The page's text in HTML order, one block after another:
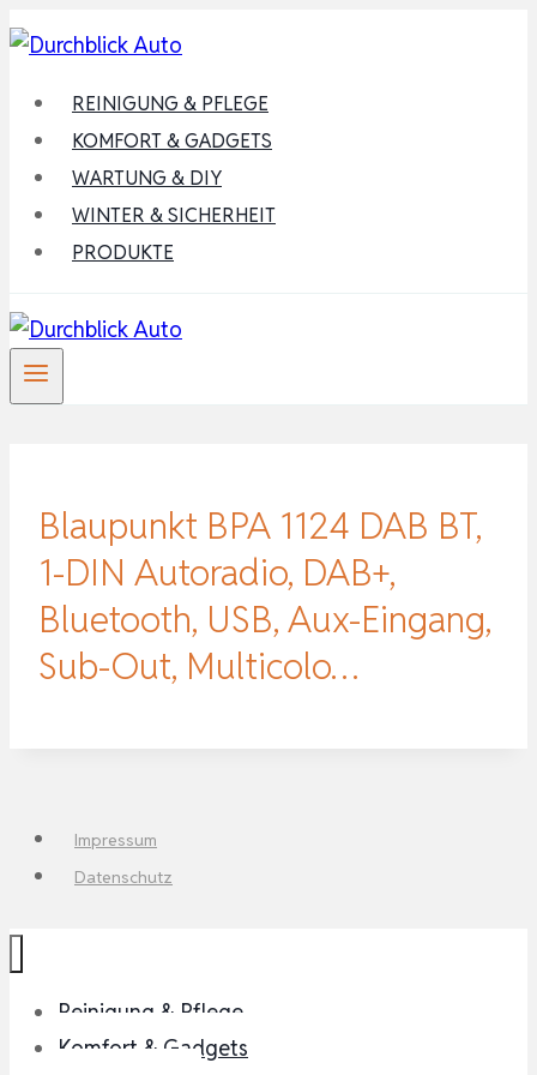
Zum
Inhalt
springenREINIGUNG & PFLEGE
KOMFORT & GADGETS
WARTUNG & DIY
WINTER & SICHERHEIT
PRODUKTE
Blaupunkt BPA 1124 DAB BT,
1-DIN Autoradio, DAB+,
Bluetooth, USB, Aux-Eingang,
Sub-Out, Multicolo…
Impressum
Datenschutz
Reinigung & Pflege
Komfort & Gadgets